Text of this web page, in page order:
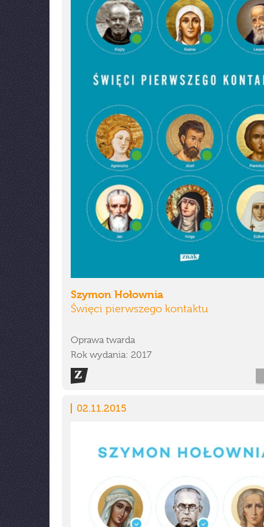
Szymon Hołownia
Święci pierwszego kontaktu
Oprawa twarda
Rok wydania: 2017
02.11.2015